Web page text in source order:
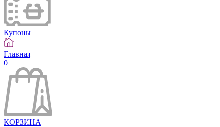
Купоны
Главная
0
КОРЗИНА